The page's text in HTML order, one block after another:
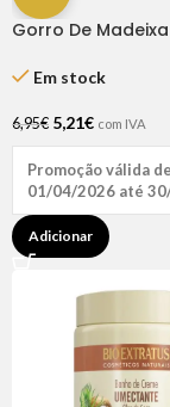
Gorro De
Em stock
6,95€ 5,21€ com IVA
Promoção válida de
01/04/2026 até
Adicionar